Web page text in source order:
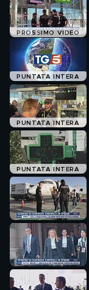
PROSSIMO VIDEO
PUNTATA INTERA
PUNTATA INTERA
PUNTATA INTERA